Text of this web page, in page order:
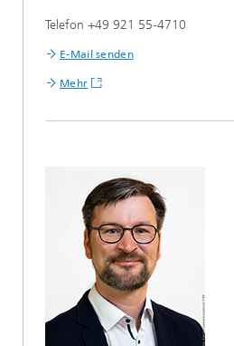
Telefon +49 921 55-4710
E-Mail senden
Mehr